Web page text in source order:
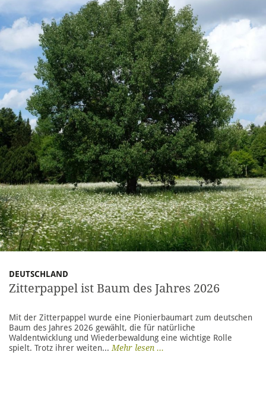
DEUTSCHLAND
Zitterpappel ist Baum des Jahres 2026
Mit der Zitterpappel wurde eine Pionierbaumart zum deutschen
Baum des Jahres 2026 gewählt, die für natürliche
Waldentwicklung und Wiederbewaldung eine wichtige Rolle
spielt. Trotz ihrer weiten...Mehr lesen ...